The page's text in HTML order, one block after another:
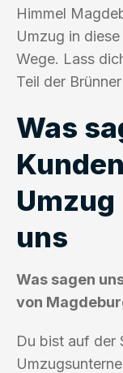
Himmel
Umzug in
Wege. Lass
Teil der
Was
uns
Was sagen
von
Du bist auf der